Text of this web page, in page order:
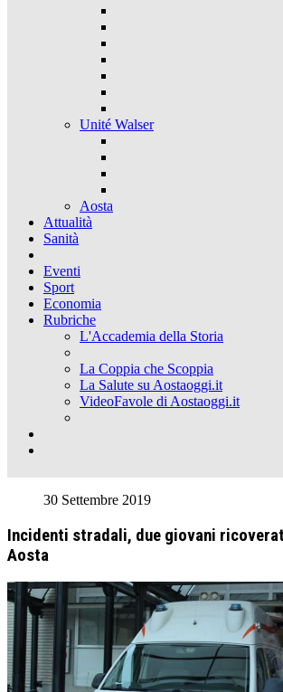
Unité Walser
Aosta
Attualità
Sanità
Eventi
Sport
Economia
Rubriche
L'Accademia della Storia
La Coppia che Scoppia
La Salute su Aostaoggi.it
VideoFavole di Aostaoggi.it
30 Settembre 2019
Incidenti stradali, due giovani
Aosta